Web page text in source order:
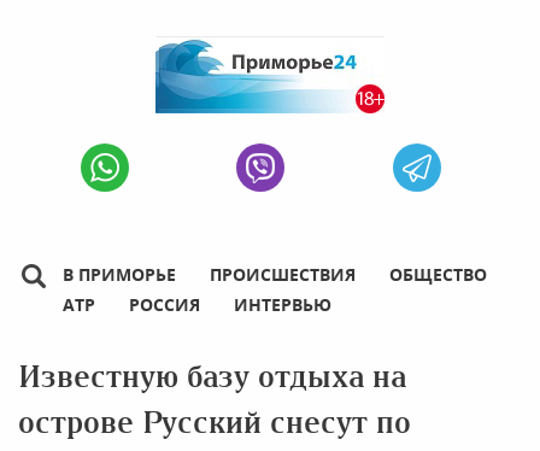
В ПРИМОРЬЕ ПРОИСШЕСТВИЯ
ОБЩЕСТВО
АТР
РОССИЯ ИНТЕРВЬЮ
Известную базу отдыха на
острове Русский снесут по